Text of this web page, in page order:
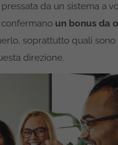
da un sistema a
un bonus da
soprattutto quali sono
direzione.